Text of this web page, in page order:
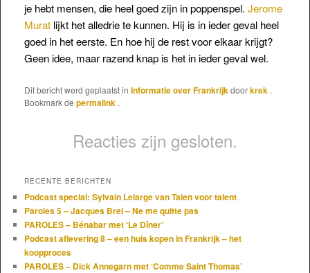
je hebt mensen, die heel goed zijn in poppenspel. Jerome
Muratlijkt hetalledrie te kunnen. Hij is in ieder geval heel
goed in het eerste. En hoe hij de rest voor elkaar krijgt?
Geen idee, maar razend knap is het in ieder geval wel.
Dit bericht werd geplaatst in Informatie over Frankrijkdoorkrek .
Bookmark de permalink .
Reacties zijn gesloten.
RECENTE BERICHTEN
Podcast special: Sylvain Lelarge van Talen voor talent
Paroles 5 – Jacques Brel – Ne me quitte pas
PAROLES – Bénabar met ‘Le Dîner’
Podcast aflevering 8 – een huis kopen in Frankrijk – het
koopproces
PAROLES – Dick Annegarn met ‘Comme Saint Thomas’